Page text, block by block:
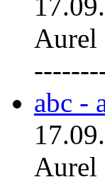
Aurel
abc -
Aurel